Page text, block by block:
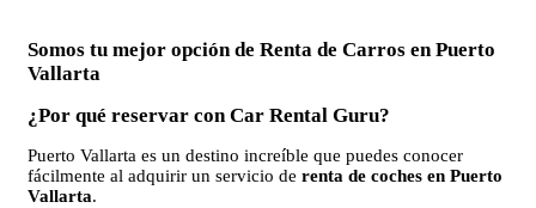
Somos tu mejor opción de Renta de Carros en Puerto
Vallarta
¿Por qué reservar con Car Rental Guru?
Puerto Vallarta es un destino increíble que puedes conocer
fácilmente al adquirir un servicio de renta de coches en Puerto
Vallarta.